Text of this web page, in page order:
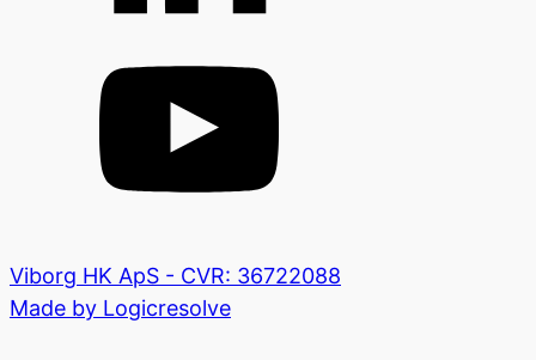
Viborg HK ApS - CVR: 36722088
Made by Logicresolve